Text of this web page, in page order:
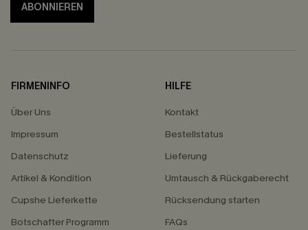
ABONNIEREN
FIRMENINFO
Über Uns
Impressum
Datenschutz
Artikel & Kondition
Cupshe Lieferkette
Botschafter Programm
HILFE
Kontakt
Bestellstatus
Lieferung
Umtausch & Rückgaberecht
Rücksendung starten
FAQs